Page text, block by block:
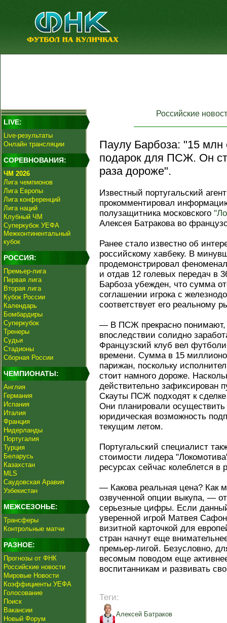
LIVE:
Live-результаты
Онлайн трансляции
СОРЕВНОВАНИЯ:
ЧМ 2026
Лига чемпионов
Лига Европы
Лига конференций
Лига наций
Клубный ЧМ
Суперкубок УЕФА
Межконтинентальный
кубок
РОССИЯ:
Премьер-лига
Первая лига
Вторая лига
Кубок России
Календарь
Бомбардиры
Суперкубок
Тренеры
Судьи
Стадионы
Сборная России
ЧЕМПИОНАТЫ:
Англия
Германия
Испания
Италия
Франция
Нидерланды
Португалия
Турция
Беларусь
Казахстан
MLS
Саудовская Аравия
Узбекистан
МЕЖСЕЗОНЬЕ:
Трансферы
Контрольные матчи
РАЗНОЕ:
Прогнозы от ФНК
Российские новости
Мировые Новости
Коэффициенты УЕФА
Голосование
Поиск
Вакансии
Новый Форум
Российские
Паулу Барбоза: "15 млн
подарок для ПСЖ. Он
раза дороже".
Известный португальский
прокомментировал
полузащитника московского
Алексея Батракова во
Ранее стало известно об
российскому хавбеку. В
продемонстрировал
и отдав 12 голевых передач в
Барбоза убежден, что сумма
соглашении игрока с
соответствует его реальному
— В ПСЖ прекрасно понимают,
впоследствии солидно
Французский клуб вел
времени. Сумма в 15
парижан, поскольку
стоит намного дороже.
действительно зафиксирован
Скауты ПСЖ подходят к
Они планировали
юридическая возможность
текущим летом.
Португальский специалист
стоимости лидера
ресурсах сейчас колеблется
— Какова реальная цена? Как
озвученной опции выкупа, —
серьезные цифры. Если
уверенной игрой Матвея
визитной карточкой для
стран начнут еще
премьер-лигой. Безусловно,
весомым поводом еще
воспитанникам и развивать
Теги:
Алексей Батраков